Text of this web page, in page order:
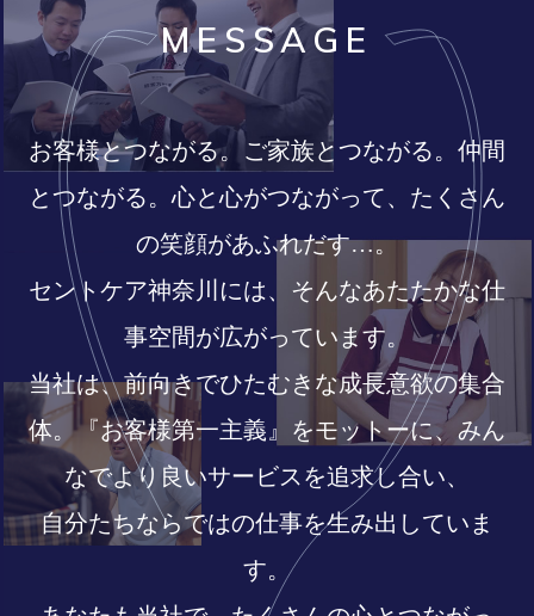
MESSAGE
お客様とつながる。ご家族とつながる。仲間
とつながる。心と心がつながって、たくさん
の笑顔があふれだす…。
セントケア神奈川には、そんなあたたかな仕
事空間が広がっています。
当社は、前向きでひたむきな成長意欲の集合
体。『お客様第一主義』をモットーに、みん
なでより良いサービスを追求し合い、
自分たちならではの仕事を生み出していま
す。